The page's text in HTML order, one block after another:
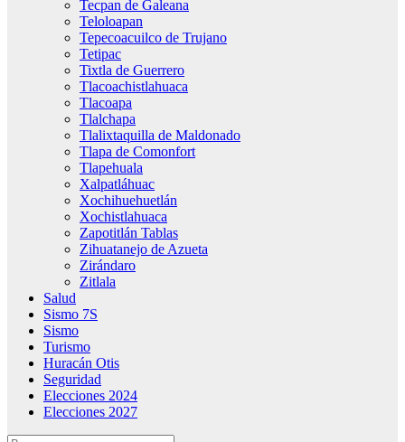
Tecpan de Galeana
Teloloapan
Tepecoacuilco de Trujano
Tetipac
Tixtla de Guerrero
Tlacoachistlahuaca
Tlacoapa
Tlalchapa
Tlalixtaquilla de Maldonado
Tlapa de Comonfort
Tlapehuala
Xalpatláhuac
Xochihuehuetlán
Xochistlahuaca
Zapotitlán Tablas
Zihuatanejo de Azueta
Zirándaro
Zitlala
Salud
Sismo 7S
Sismo
Turismo
Huracán Otis
Seguridad
Elecciones 2024
Elecciones 2027